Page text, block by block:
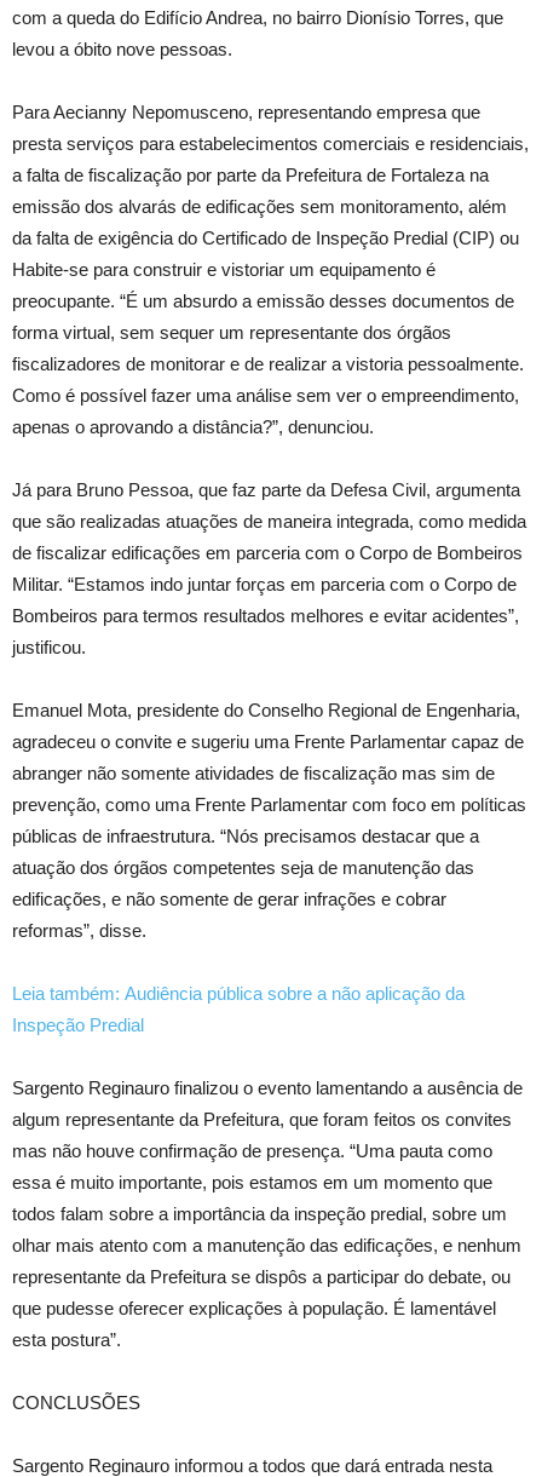
com a queda do Edifício Andrea, no bairro Dionísio Torres, que
levou a óbito nove pessoas.
Para Aecianny Nepomusceno, representando empresa que
presta serviços para estabelecimentos comerciais e residenciais,
a falta de fiscalização por parte da Prefeitura de Fortaleza na
emissão dos alvarás de edificações sem monitoramento, além
da falta de exigência do Certificado de Inspeção Predial (CIP) ou
Habite-se para construir e vistoriar um equipamento é
preocupante. “É um absurdo a emissão desses documentos de
forma virtual, sem sequer um representante dos órgãos
fiscalizadores de monitorar e de realizar a vistoria pessoalmente.
Como é possível fazer uma análise sem ver o empreendimento,
apenas o aprovando a distância?”, denunciou.
Já para Bruno Pessoa, que faz parte da Defesa Civil, argumenta
que são realizadas atuações de maneira integrada, como medida
de fiscalizar edificações em parceria com o Corpo de Bombeiros
Militar. “Estamos indo juntar forças em parceria com o Corpo de
Bombeiros para termos resultados melhores e evitar acidentes”,
justificou.
Emanuel Mota, presidente do Conselho Regional de Engenharia,
agradeceu o convite e sugeriu uma Frente Parlamentar capaz de
abranger não somente atividades de fiscalização mas sim de
prevenção, como uma Frente Parlamentar com foco em políticas
públicas de infraestrutura. “Nós precisamos destacar que a
atuação dos órgãos competentes seja de manutenção das
edificações, e não somente de gerar infrações e cobrar
reformas”, disse.
Leia também: Audiência pública sobre a não aplicação da
Inspeção Predial
Sargento Reginauro finalizou o evento lamentando a ausência de
algum representante da Prefeitura, que foram feitos os convites
mas não houve confirmação de presença. “Uma pauta como
essa é muito importante, pois estamos em um momento que
todos falam sobre a importância da inspeção predial, sobre um
olhar mais atento com a manutenção das edificações, e nenhum
representante da Prefeitura se dispôs a participar do debate, ou
que pudesse oferecer explicações à população. É lamentável
esta postura”.
CONCLUSÕES
Sargento Reginauro informou a todos que dará entrada nesta